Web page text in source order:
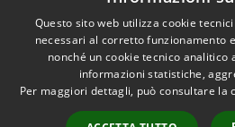
Accessibilità
Questo sito web utilizza cookie
necessari al corretto funzionamento
nonché un cookie tecnico analitico
informazioni statistiche,
Per maggiori dettagli, può consultare la